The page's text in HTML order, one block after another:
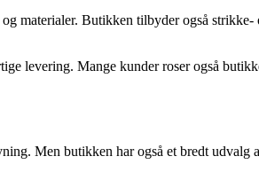
materialer. Butikken tilbyder også
levering. Mange kunder roser også
Men butikken har også et bredt